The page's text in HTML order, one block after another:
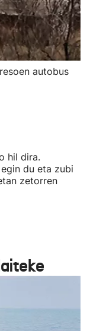
autobus
hil dira.
du eta zubi
zetorren